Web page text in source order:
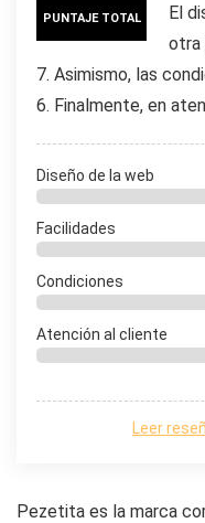
PUNTAJE TOTAL
El
otra
7. Asimismo, las
6. Finalmente, en
Diseño de la web
Facilidades
Condiciones
Atención al cliente
Leer
Pezetita es la marca